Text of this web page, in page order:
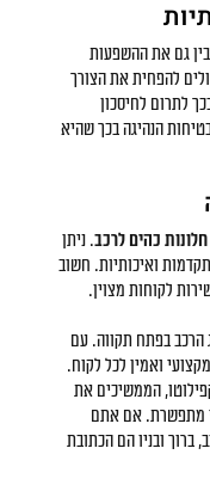
גם את ההשפעות
להפחית את הצורך
לתרום לחיסכון
הנהיגה בכך שהיא
חלונות כהים לרכב. ניתן
ואיכותיות. חשוב
לקוחות מצוין.
הרכב בפתח תקווה. עם
שירות מקצועי ואמין לכל לקוח.
הממשיכים את
מתפשרת. אם אתם
ברוך ובניו הם הכתובת